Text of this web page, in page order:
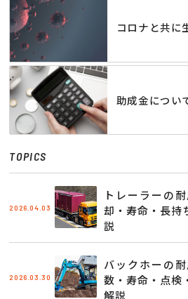
コロナと共に
助成金につい
TOPICS
2026.04.03
トレーラーの
却・寿命・長持
説
2026.03.30
バックホーの
数・寿命・点検
解説